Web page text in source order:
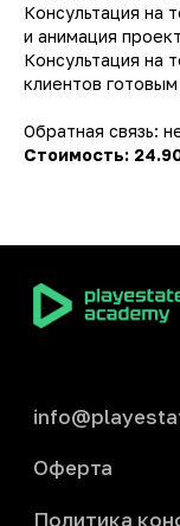
Консультация на
и анимация
Консультация на
клиентов
Обратная связь:
Стоимость: